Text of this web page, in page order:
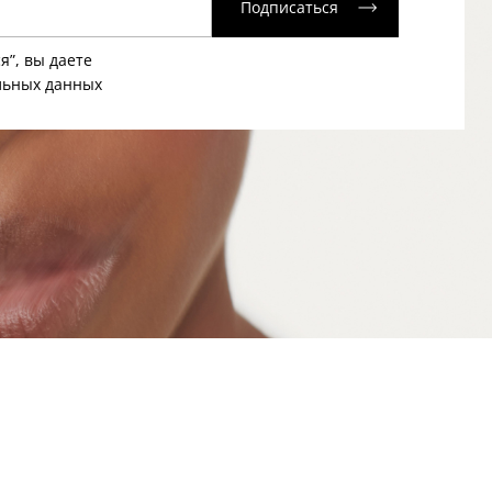
Подписаться
вы даете
данных